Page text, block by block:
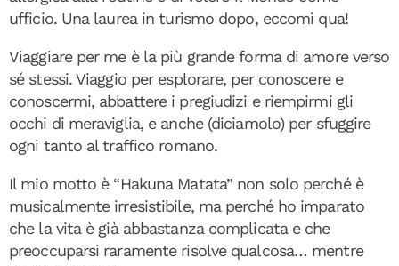
ufficio. Una laurea in turismo dopo, eccomi qua!
Viaggiare per me è la più grande forma di amore verso
sé stessi. Viaggio per esplorare, per conoscere e
conoscermi, abbattere i pregiudizi e riempirmi gli
occhi di meraviglia, e anche (diciamolo) per sfuggire
ogni tanto al traffico romano.
Il mio motto è “Hakuna Matata” non solo perché è
musicalmente irresistibile, ma perché ho imparato
che la vita è già abbastanza complicata e che
preoccuparsi raramente risolve qualcosa… mentre